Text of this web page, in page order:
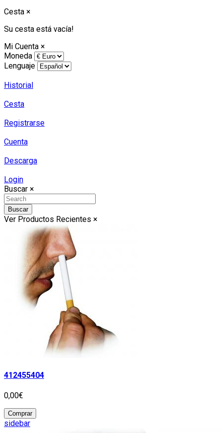
Cesta ×
Su cesta está vacía!
Mi Cuenta ×
Moneda
Lenguaje
Historial
Cesta
Registrarse
Cuenta
Descarga
Login
Buscar ×
Buscar
Ver Productos Recientes ×
412455404
0,00€
Comprar
sidebar